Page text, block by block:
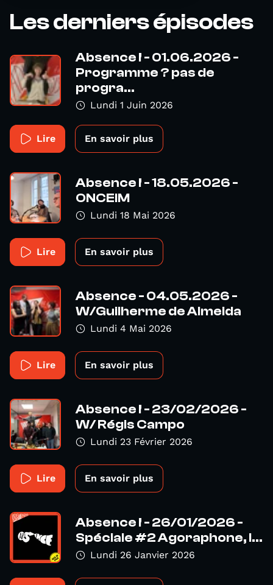
Les derniers épisodes
Absence ! - 01.06.2026 -
Programme ? pas de
progra...
Lundi 1 Juin 2026
Lire En savoir plus
Absence ! - 18.05.2026 -
ONCEIM
Lundi 18 Mai 2026
Lire En savoir plus
Absence - 04.05.2026 -
W/Guilherme de Almeida
Lundi 4 Mai 2026
Lire En savoir plus
Absence ! - 23/02/2026 -
W/ Régis Campo
Lundi 23 Février 2026
Lire En savoir plus
Absence ! - 26/01/2026 -
Spéciale #2 Agoraphone, l...
Lundi 26 Janvier 2026